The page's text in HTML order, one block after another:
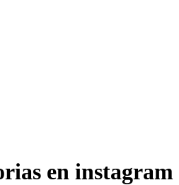
en instagram